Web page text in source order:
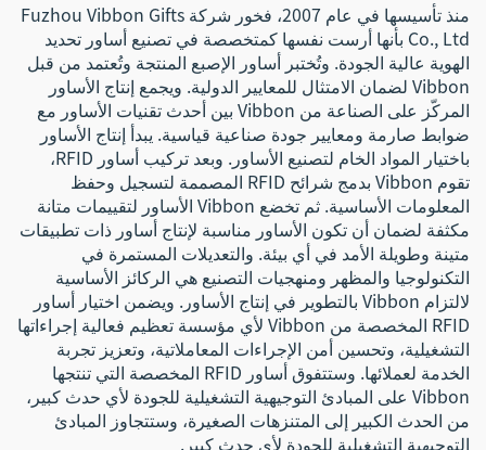
منذ تأسيسها في عام 2007، فخور شركة Fuzhou Vibbon Gifts
Co., Ltd بأنها أرست نفسها كمتخصصة في تصنيع أساور تحديد
الهوية عالية الجودة. وتُختبر أساور الإصبع المنتجة وتُعتمد من قبل
Vibbon لضمان الامتثال للمعايير الدولية. ويجمع إنتاج الأساور
المركّز على الصناعة من Vibbon بين أحدث تقنيات الأساور مع
ضوابط صارمة ومعايير جودة صناعية قياسية. يبدأ إنتاج الأساور
باختيار المواد الخام لتصنيع الأساور. وبعد تركيب أساور RFID،
تقوم Vibbon بدمج شرائح RFID المصممة لتسجيل وحفظ
المعلومات الأساسية. ثم تخضع Vibbon الأساور لتقييمات متانة
مكثفة لضمان أن تكون الأساور مناسبة لإنتاج أساور ذات تطبيقات
متينة وطويلة الأمد في أي بيئة. والتعديلات المستمرة في
التكنولوجيا والمظهر ومنهجيات التصنيع هي الركائز الأساسية
لالتزام Vibbon بالتطوير في إنتاج الأساور. ويضمن اختيار أساور
RFID المخصصة من Vibbon لأي مؤسسة تعظيم فعالية إجراءاتها
التشغيلية، وتحسين أمن الإجراءات المعاملاتية، وتعزيز تجربة
الخدمة لعملائها. وستتفوق أساور RFID المخصصة التي تنتجها
Vibbon على المبادئ التوجيهية التشغيلية للجودة لأي حدث كبير،
من الحدث الكبير إلى المتنزهات الصغيرة، وستتجاوز المبادئ
التوجيهية التشغيلية للجودة لأي حدث كبير.